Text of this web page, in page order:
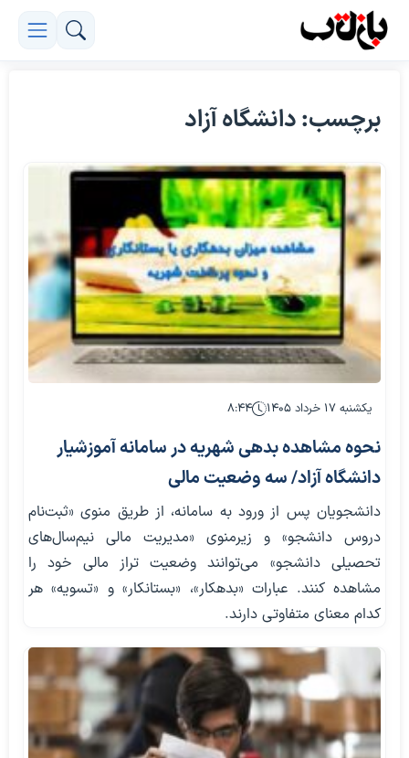
برچسب: دانشگاه آزاد
یکشنبه ۱۷ خرداد ۱۴۰۵ ۸:۴۴
نحوه مشاهده بدهی شهریه در سامانه آموزشیار
دانشگاه آزاد/ سه وضعیت مالی
دانشجویان پس از ورود به سامانه، از طریق منوی «ثبت‌نام
دروس دانشجو» و زیرمنوی «مدیریت مالی نیم‌سال‌های
تحصیلی دانشجو» می‌توانند وضعیت تراز مالی خود را
مشاهده کنند. عبارات «بدهکار»، «بستانکار» و «تسویه» هر
کدام معنای متفاوتی دارند.